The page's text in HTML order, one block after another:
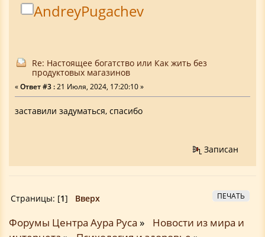
AndreyPugachev
Re: Настоящее богатство или Как жить без
продуктовых магазинов
«Ответ #3 : 21 Июля, 2024, 17:20:10 »
заставили задуматься, спасибо
Записан
ПЕЧАТЬ
Страницы: [1] Вверх
Форумы Центра Аура Руса »
Новости из мира и